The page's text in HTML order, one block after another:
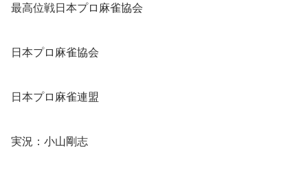
最高位戦日本プロ麻雀協会
日本プロ麻雀協会
日本プロ麻雀連盟
実況：小山剛志